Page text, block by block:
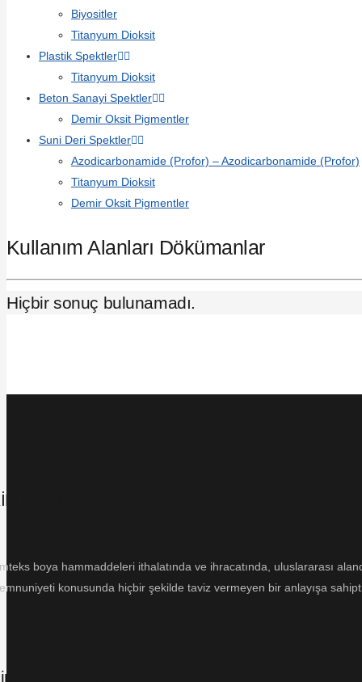
Biyositler
Titanyum Dioksit
Plastik Spektler
Titanyum Dioksit
Beton Sanayi Spektler
Demir Oksit Pigmentler
Suni Deri Spektler
Azodicarbonamide (Profor) –Azodicarbonamide (Profor)
Titanyum Dioksit
Demir Oksit Pigmentler
Kullanım Alanları Dökümanlar
Hiçbir sonuç bulunamadı.
boya hammaddeleri ithalatında ve ihracatında, uluslararası
konusunda hiçbir şekilde taviz vermeyen bir anlayışa
Merkez